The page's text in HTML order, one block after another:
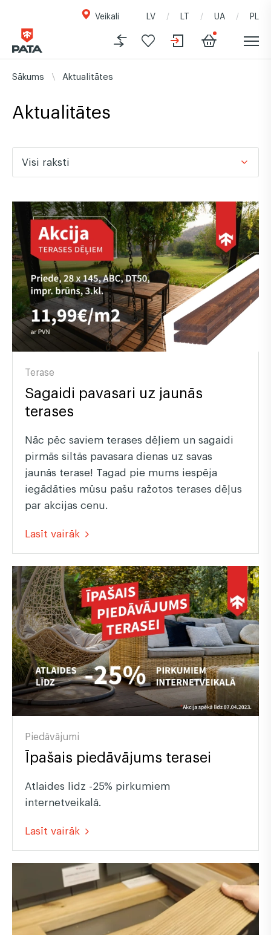
Veikali LV LT UA PL
Sākums Aktualitātes
Aktualitātes
Visi raksti
Terase
Sagaidi pavasari uz jaunās
terases
Nāc pēc saviem terases dēļiem un sagaidi
pirmās siltās pavasara dienas uz savas
jaunās terase! Tagad pie mums iespēja
iegādāties mūsu pašu ražotos terases dēļus
par akcijas cenu.
Lasīt vairāk
Piedāvājumi
Īpašais piedāvājums terasei
Atlaides līdz -25% pirkumiem
internetveikalā.
Lasīt vairāk